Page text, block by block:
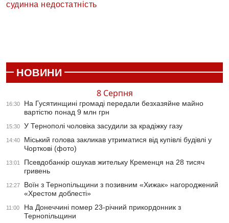
судинна недостатність
НОВИНИ
8 Серпня
16:30
На Гусятинщині громаді передали безхазяйне майно
вартістю понад 9 млн грн
15:30 У Тернополі чоловіка засудили за крадіжку газу
14:40
Міський голова закликав утриматися від купівлі будівлі у
Чорткові (фото)
13:01
Псевдобанкір ошукав жительку Кременця на 28 тисяч
гривень
12:27
Воїн з Тернопільщини з позивним «Хижак» нагороджений
«Хрестом доблесті»
11:00
На Донеччині помер 23-річний прикордонник з
Тернопільщини